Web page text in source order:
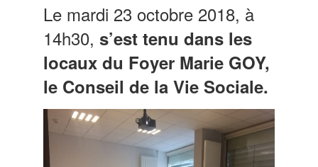
Le mardi 23 octobre 2018, à
14h30,s’est tenu dans les
locaux du Foyer Marie GOY,
le Conseil de la Vie Sociale.